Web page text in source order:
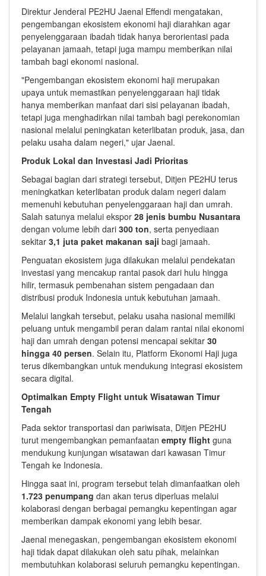
Direktur Jenderal PE2HU Jaenal Effendi mengatakan,
pengembangan ekosistem ekonomi haji diarahkan agar
penyelenggaraan ibadah tidak hanya berorientasi pada
pelayanan jamaah, tetapi juga mampu memberikan nilai
tambah bagi ekonomi nasional.
"Pengembangan ekosistem ekonomi haji merupakan
upaya untuk memastikan penyelenggaraan haji tidak
hanya memberikan manfaat dari sisi pelayanan ibadah,
tetapi juga menghadirkan nilai tambah bagi perekonomian
nasional melalui peningkatan keterlibatan produk, jasa, dan
pelaku usaha dalam negeri," ujar Jaenal.
Produk Lokal dan Investasi Jadi Prioritas
Sebagai bagian dari strategi tersebut, Ditjen PE2HU terus
meningkatkan keterlibatan produk dalam negeri dalam
memenuhi kebutuhan penyelenggaraan haji dan umrah.
Salah satunya melalui ekspor 28 jenis bumbu Nusantara
dengan volume lebih dari 300 ton, serta penyediaan
sekitar 3,1 juta paket makanan saji bagi jamaah.
Penguatan ekosistem juga dilakukan melalui pendekatan
investasi yang mencakup rantai pasok dari hulu hingga
hilir, termasuk pembenahan sistem pengadaan dan
distribusi produk Indonesia untuk kebutuhan jamaah.
Melalui langkah tersebut, pelaku usaha nasional memiliki
peluang untuk mengambil peran dalam rantai nilai ekonomi
haji dan umrah dengan potensi mencapai sekitar 30
hingga 40 persen. Selain itu, Platform Ekonomi Haji juga
terus dikembangkan untuk mendukung integrasi ekosistem
secara digital.
Optimalkan Empty Flight untuk Wisatawan Timur
Tengah
Pada sektor transportasi dan pariwisata, Ditjen PE2HU
turut mengembangkan pemanfaatan empty flight guna
mendukung kunjungan wisatawan dari kawasan Timur
Tengah ke Indonesia.
Hingga saat ini, program tersebut telah dimanfaatkan oleh
1.723 penumpang dan akan terus diperluas melalui
kolaborasi dengan berbagai pemangku kepentingan agar
memberikan dampak ekonomi yang lebih besar.
Jaenal menegaskan, pengembangan ekosistem ekonomi
haji tidak dapat dilakukan oleh satu pihak, melainkan
membutuhkan kolaborasi seluruh pemangku kepentingan.